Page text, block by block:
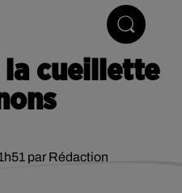
la cueillette
par Rédaction